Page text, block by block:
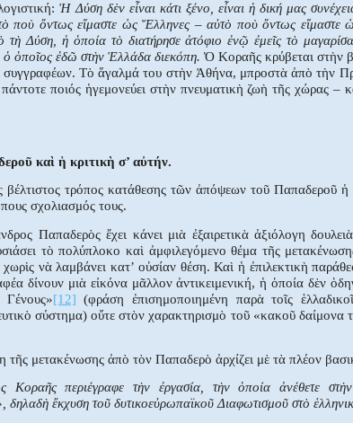
Ἡ Δύση δὲν εἶναι κάτι ξένο, εἶναι ἡ δική μας
ποὺ ὄντως εἴμαστε ὡς Ἕλληνες – αὐτὸ ποὺ ὄντως εἴμαστε
Δύση, ἡ ὁποία τὸ διατήρησε ἀτόφιο ἐνῷ ἐμεῖς τὸ
ὁ ὁποῖος ἐδῶ στὴν Ἑλλάδα διεκόπη. Ὁ Κοραῆς κρύβεται στὴν
συγγραφέων. Τὸ ἅγαλμά του στὴν Ἀθήνα, μπροστὰ ἀπὸ τὴν
ποιός ἡγεμονεύει στὴν πνευματικὴ ζωὴ τῆς χώρας –
καὶ ἡ κριτικὴ σ’ αὐτήν.
βέλτιστος τρόπος κατάθεσης τῶν ἀπόψεων τοῦ Παπαδεροῦ ἡ
σχολιασμός τους.
Παπαδερὸς ἔχει κάνει μιὰ ἐξαιρετικὰ ἀξιόλογη
τὸ πολύπλοκο καὶ ἀμφιλεγόμενο θέμα τῆς
νὰ λαμβάνει κατ’ οὐσίαν θέση. Καὶ ἡ ἐπιλεκτικὴ
δίνουν μιὰ εἰκόνα μᾶλλον ἀντικειμενική, ἡ ὁποία δὲν
[12] (φράση ἐπισημοποιημένη παρὰ τοῖς
σύστημα) οὔτε στὸν χαρακτηρισμὸ τοῦ «κακοῦ δαίμονα
μετακένωσης ἀπὸ τὸν Παπαδερὸ ἀρχίζει μὲ τὰ πλέον
Κοραῆς περιέγραφε τὴν ἐργασία, τὴν ὁποία ἀνέθετε
δηλαδὴ ἔκχυση τοῦ δυτικοεὐρωπαϊκοῦ Διαφωτισμοῦ στὸ